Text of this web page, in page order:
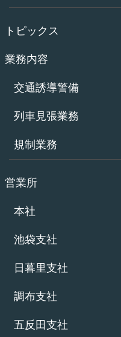
トピックス
業務内容
交通誘導警備
列車見張業務
規制業務
営業所
本社
池袋支社
日暮里支社
調布支社
五反田支社